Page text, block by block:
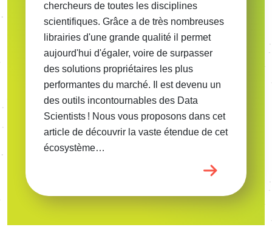
chercheurs de toutes les disciplines
scientifiques. Grâce a de très nombreuses
librairies d'une grande qualité il permet
aujourd'hui d'égaler, voire de surpasser
des solutions propriétaires les plus
performantes du marché. Il est devenu un
des outils incontournables des Data
Scientists ! Nous vous proposons dans cet
article de découvrir la vaste étendue de cet
écosystème…